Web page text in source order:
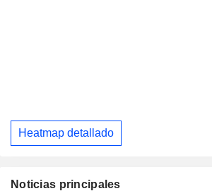
Heatmap detallado
Noticias principales